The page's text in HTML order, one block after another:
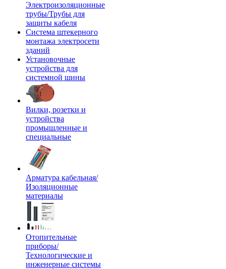
Электроизоляционные
трубы/Трубы для
защиты кабеля
Система штекерного
монтажа электросети
зданий
Установочные
устройства для
системной шины
Вилки, розетки и
устройства
промышленные и
специальные
Арматура кабельная/
Изоляционные
материалы
Отопительные
приборы/
Технологические и
инженерные системы